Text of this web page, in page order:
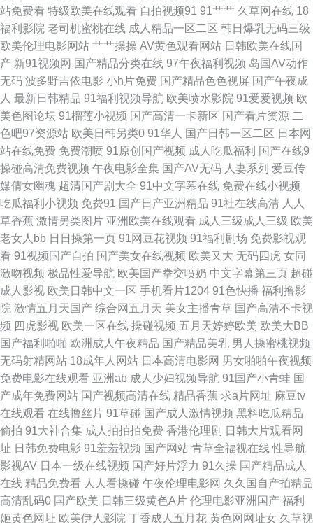
夜影院岛国 av不卡不伦 国产第69页 玖玖爱导航 日本无码三极 午夜天堂福利
费人妻 黄色高清免费网站 欧美激情影院 色色五月激情网 影音先锋狼人干 豆
韩123区 91爱豆美女视频 www91福利 国产精品群交 青青操在线观看 亚州三
AV福利在线 国产福利在线观看 亚州另类春色小说 91看斤 蜜臀tv高清 少妇后
欧美高清性交 亚洲社区福利 AV午夜迷奸 国民内射视频 青青草原福利网 亚洲
站免费看 特级欧美在线观看 自拍视频91 91艹艹 久草网在线 18
福利影院 老司机蜜桃在线 成人精品一区二区 韩日爆乳无码三级
欧美伦理电影网站 艹艹操操 AV黄色观看网站 日韩欧美在线国
产 新91视频网 国产精品分类在线 97午夜福利视频 岛国AV动作
无码 波多野吉依电影 小h片免费 国产精品色色视屏 国产午夜成
人 最新日韩精品 91福利视频导航 欧美喷水影院 91爱爱视频 欧
美色图论坛 91榴莲小视频 国产高清一卡新区 国产看片资源 二
色吧97资源站 欧美日韩另类0 91华人 国产日韩一区二区 日本网
站在线免费 免费潮喷 91原创国产视频 成人吃瓜福利 国产在线9
操碰高清免费视频 午夜电影全集 国产AV无码 人妻系列 爱豆传
媒倩女幽魂 超清国产剧大全 91中文字幕在线 免费在线小视频
吃瓜福利小视频 免费91 国产日产亚洲精品 91社在线高清 人人
草香蕉 激情另类图片 亚洲欧美在线观看 成人三级成人三级 欧美
老女人bb 日日操第一页 91网豆花视频 91福利剧场 免费影视观
看 91视频国产自拍 国产美女在线视频 欧美又大 无码四虎 女同
激吻视频 极品性爱导航 欧美国产拳交喷奶 中文字幕第三页 超碰
成人影视 欧美日韩中文一区 手机看片1204 91色快播 福利撸影
院 激情五月天国产 综合网五月天 美女主播青草 国产高清不卡视
频 四虎影视 欧美一区在线 操碰视频 五月天婷婷欧美 欧美大BB
国产福利啪啪 欧洲成人午夜精品 国产精品美乳 男人操蜜桃视频
无码射精网站 18成年人网站 日本高清电影网 男女啪啪午夜视频
免费电影在线观看 亚洲ab 成人少妇视频导航 91国产小青蛙 国
产成年免费网站 国产视频高清在线 精品香蕉 求a片网址 麻豆tv
在线观看 在线撸丝片 91草碰 国产成人激情视频 黑料吃瓜精品
偷拍 91大神合集 成人拍拍拍免费 香港伦理剧 日韩大片观看网
址 日韩免费电影 91羞羞视频 国产网站 青草全福视在线 性导航
影视AV 日本一级在线视频 国产好片浮力 91久操 国产精品成人
在线 精品免费看 人人看操碰 午夜伦理电影网 久久国自产拍精品
高清乱码0 国产欧美 日韩三级黄色A片 伦理电影亚洲国产 福利
姬黄色网址 欧美伊人影院 丁香成人五月花 黄色网网址女 久草视